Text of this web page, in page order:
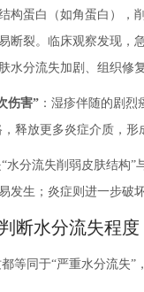
构蛋白（如角蛋白），
断裂。临床观察发现，
水分流失加剧、组织修
伤害” ：湿疹伴随的剧
释放更多炎症介质，形
水分流失削弱皮肤结构
发生；炎症则进一步破
断水分流失程度
等同于“严重水分流失”